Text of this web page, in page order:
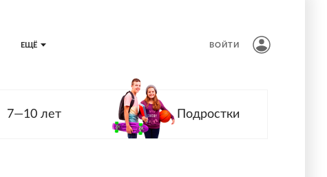
ЕЩЁ ВОЙТИ
7—10 лет Подростки